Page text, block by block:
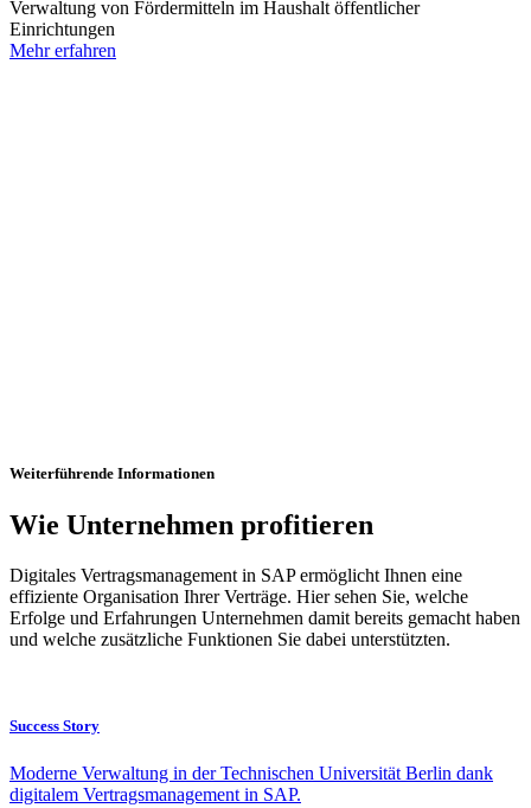
Verwaltung von Fördermitteln im Haushalt öffentlicher
Einrichtungen
Mehr erfahren
Weiterführende Informationen
Wie Unternehmen profitieren
Digitales Vertragsmanagement in SAP ermöglicht Ihnen eine
effiziente Organisation Ihrer Verträge. Hier sehen Sie, welche
Erfolge und Erfahrungen Unternehmen damit bereits gemacht haben
und welche zusätzliche Funktionen Sie dabei unterstützten.
Success Story
Moderne Verwaltung in der Technischen Universität Berlin dank
digitalem Vertragsmanagement in SAP.